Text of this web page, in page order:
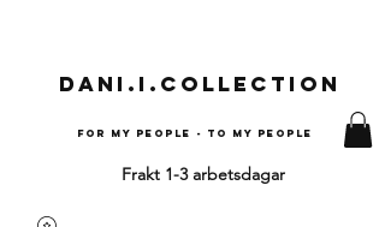
Dani.i.collection
For my people - To my people
Frakt 1-3 arbetsdagar